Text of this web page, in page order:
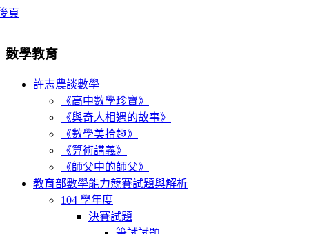
頁
數學教育
許志農談數學
《高中數學珍寶》
《與奇人相遇的故事》
《數學美拾趣》
《算術講義》
《師父中的師父》
教育部數學能力競賽試題與解析
104 學年度
決賽試題